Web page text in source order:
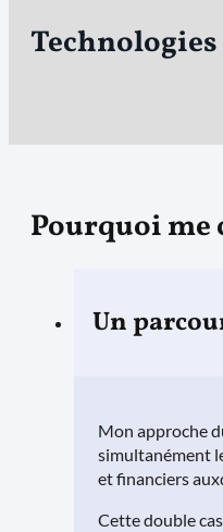
Pourquoi me
Un
Mon approche
simultanément
et financiers
Cette double